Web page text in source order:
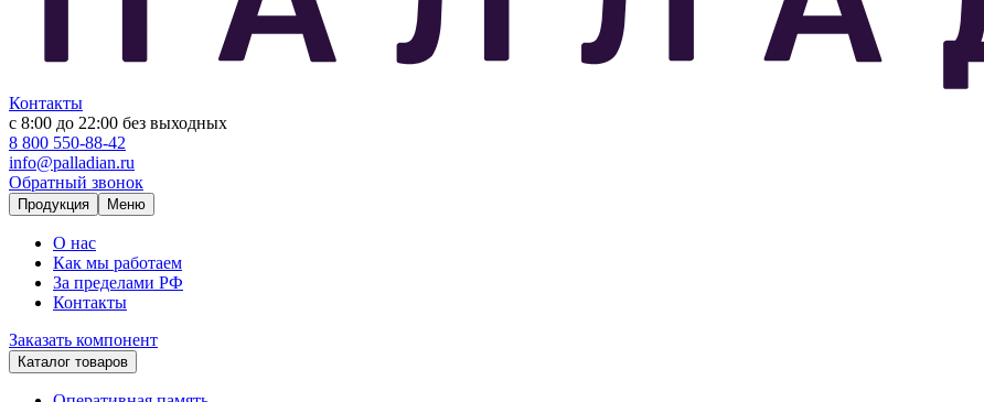
Контакты
с 8:00 до 22:00 без выходных
8 800 550-88-42
info@palladian.ru
Обратный звонок
Продукция Меню
О нас
Как мы работаем
За пределами РФ
Контакты
Заказать компонент
Каталог товаров